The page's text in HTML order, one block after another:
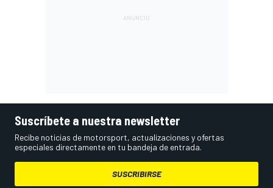
Suscríbete a nuestra newsletter
Recibe noticias de motorsport, actualizaciones y ofertas
especiales directamente en tu bandeja de entrada.
SUSCRIBIRSE